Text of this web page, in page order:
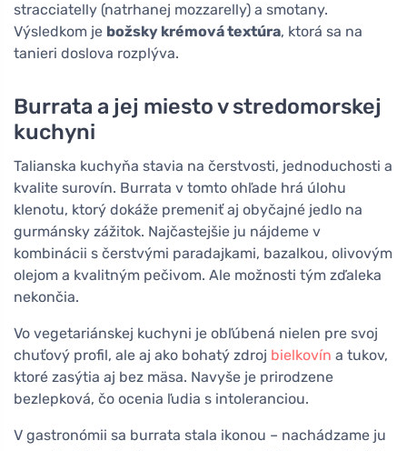
stracciatelly (natrhanej mozzarelly) a smotany.
Výsledkom je božsky krémová textúra, ktorá sa na
tanieri doslova rozplýva.
Burrata a jej miesto v stredomorskej
kuchyni
Talianska kuchyňa stavia na čerstvosti, jednoduchosti a
kvalite surovín. Burrata v tomto ohľade hrá úlohu
klenotu, ktorý dokáže premeniť aj obyčajné jedlo na
gurmánsky zážitok. Najčastejšie ju nájdeme v
kombinácii s čerstvými paradajkami, bazalkou, olivovým
olejom a kvalitným pečivom. Ale možnosti tým zďaleka
nekončia.
Vo vegetariánskej kuchyni je obľúbená nielen pre svoj
chuťový profil, ale aj ako bohatý zdroj bielkovín a tukov,
ktoré zasýtia aj bez mäsa. Navyše je prirodzene
bezlepková, čo ocenia ľudia s intoleranciou.
V gastronómii sa burrata stala ikonou – nachádzame ju